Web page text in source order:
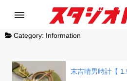
Category: Information
末吉晴男時計【